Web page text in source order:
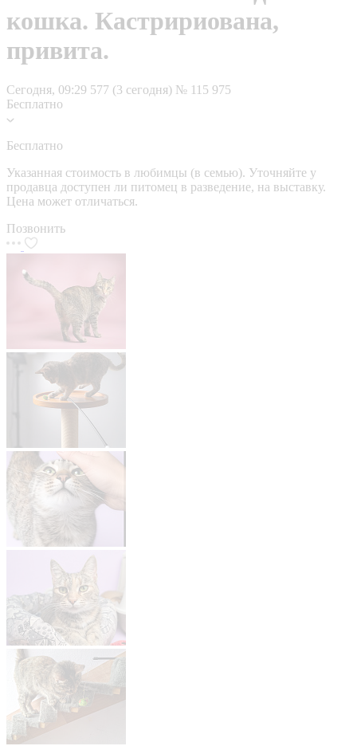
кошка. Кастририована,
привита.
Сегодня, 09:29 577 (3 сегодня) № 115 975
Бесплатно
Бесплатно
Указанная стоимость в любимцы (в семью). Уточняйте у
продавца доступен ли питомец в разведение, на выставку.
Цена может отличаться.
Позвонить